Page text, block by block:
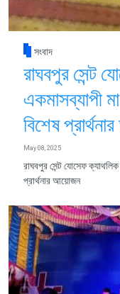
সংবাদ
রাঘবপুর সেন্ট
একমাসব্যাপী
বিশেষ
May 08, 2025
রাঘবপুর সেন্ট যোসেফ ক্যাথলিক
প্রার্থনার আয়োজন